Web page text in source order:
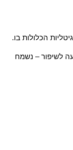
הכלולות בו.